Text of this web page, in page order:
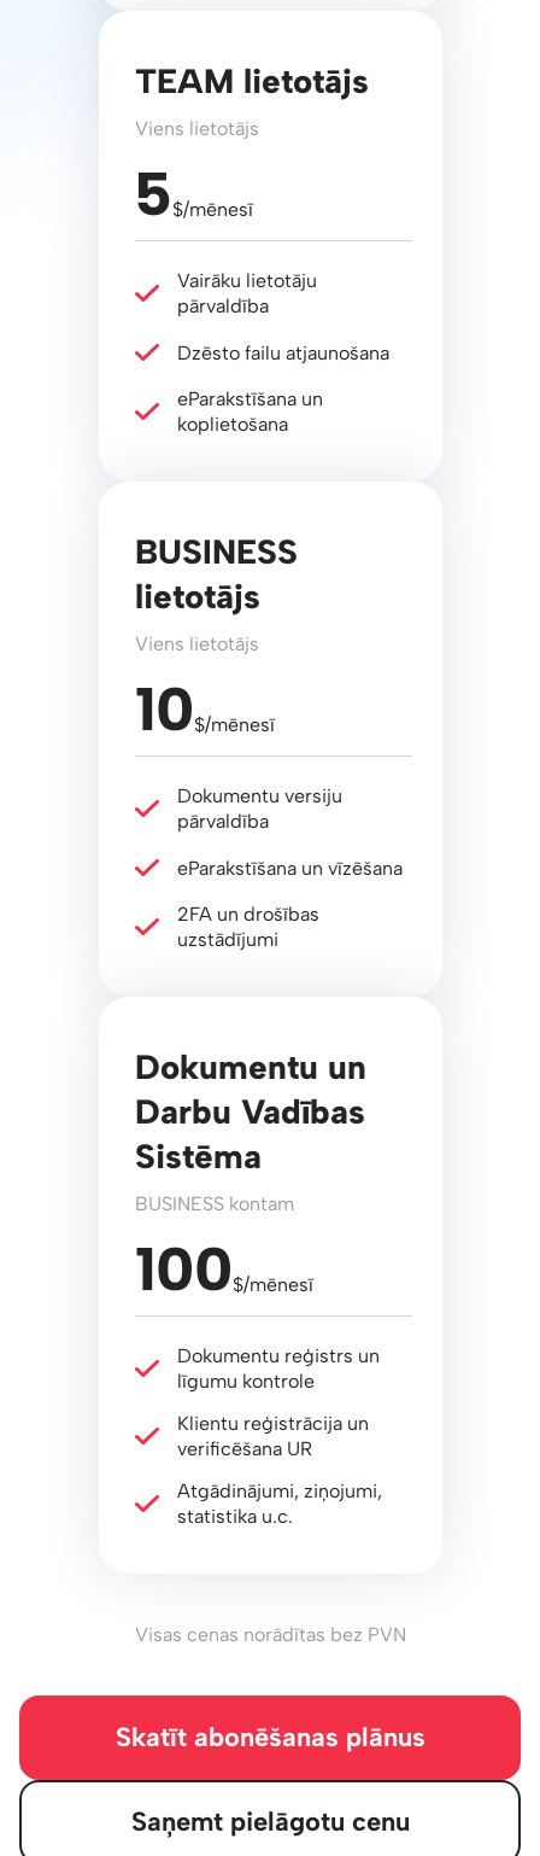
TEAM lietotājs
Viens lietotājs
5$/mēnesī
Vairāku lietotāju
pārvaldība
Dzēsto failu atjaunošana
eParakstīšana un
koplietošana
BUSINESS
lietotājs
Viens lietotājs
10$/mēnesī
Dokumentu versiju
pārvaldība
eParakstīšana un vīzēšana
2FA un drošības
uzstādījumi
Dokumentu un
Darbu Vadības
Sistēma
BUSINESS kontam
100$/mēnesī
Dokumentu reģistrs un
līgumu kontrole
Klientu reģistrācija un
verificēšana UR
Atgādinājumi, ziņojumi,
statistika u.c.
Visas cenas norādītas bez PVN
Skatīt abonēšanas plānus
Saņemt pielāgotu cenu